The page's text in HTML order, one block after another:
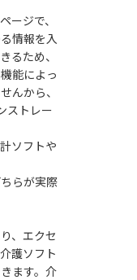
ージで、
情報を入
るため、
能によっ
んから、
ストレー
ソフトや
らが実際
、エクセ
護ソフト
ます。介